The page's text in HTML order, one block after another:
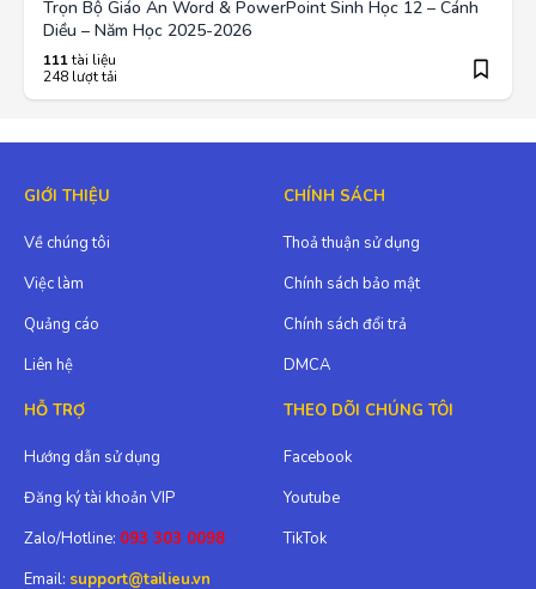
Trọn Bộ Giáo Án Word & PowerPoint Sinh Học 12 – Cánh
Diều – Năm Học 2025-2026
111tài liệu
248 lượt tải
GIỚI THIỆU
Về chúng tôi
Việc làm
Quảng cáo
Liên hệ
CHÍNH SÁCH
Thoả thuận sử dụng
Chính sách bảo mật
Chính sách đổi trả
DMCA
HỖ TRỢ
Hướng dẫn sử dụng
Đăng ký tài khoản VIP
Zalo/Hotline: 093 303 0098
Email: support@tailieu.vn
THEO DÕI CHÚNG TÔI
Facebook
Youtube
TikTok